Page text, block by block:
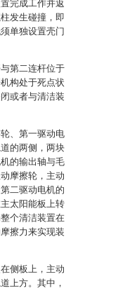
完成工作并返
发生碰撞，即
单独设置壳门
第二连杆位于
构处于死点状
或者与清洁装
、第一驱动电
的两侧，两块
的输出轴与毛
摩擦轮，主动
二驱动电机的
太阳能板上转
个清洁装置在
擦力来实现装
侧板上，主动
上方。其中，